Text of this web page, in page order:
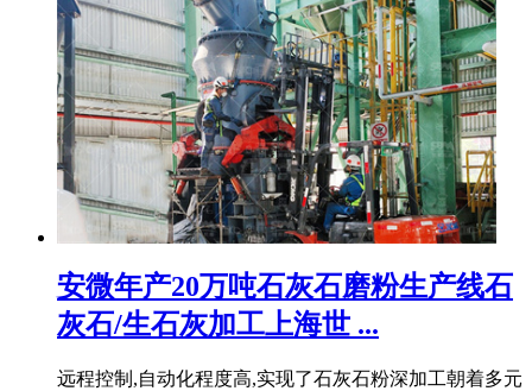
安微年产20万吨石灰石磨粉生产线石
灰石/生石灰加工上海世 ...
远程控制,自动化程度高,实现了石灰石粉深加工朝着多元